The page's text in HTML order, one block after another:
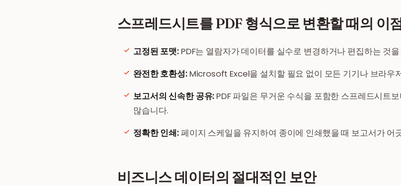
스프레드시트를 PDF 형식으로 변환할 때의 이
고정된 포맷:PDF는 열람자가 데이터를 실수로 변경하거나 편집하는 것
완전한 호환성:Microsoft Excel을 설치할 필요 없이 모든 기기나 브라우
보고서의 신속한 공유: PDF 파일은 무거운 수식을 포함한 스프레드시트
많습니다.
정확한 인쇄:페이지 스케일을 유지하여 종이에 인쇄했을 때 보고서가 어
비즈니스 데이터의 절대적인 보안